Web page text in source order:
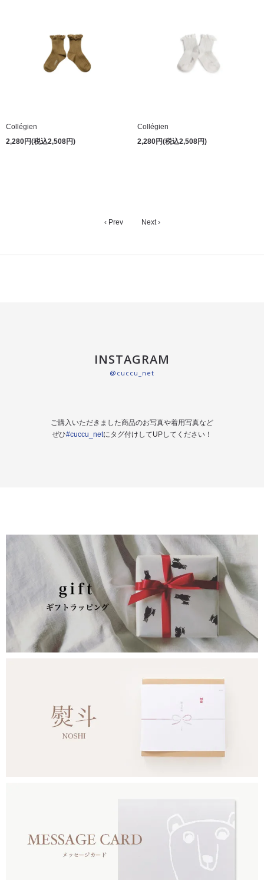
Collégien
2,280円(税込2,508円)
Collégien
2,280円(税込2,508円)
‹ Prev Next ›
INSTAGRAM
@cuccu_net
ご購入いただきました商品のお写真や着用写真など
ぜひ#cuccu_netにタグ付けしてUPしてください！